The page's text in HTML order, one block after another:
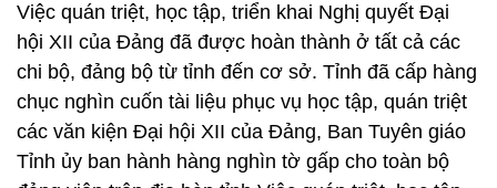
Việc quán triệt, học tập, triển khai Nghị quyết Đại
hội XII của Đảng đã được hoàn thành ở tất cả các
chi bộ, đảng bộ từ tỉnh đến cơ sở. Tỉnh đã cấp hàng
chục nghìn cuốn tài liệu phục vụ học tập, quán triệt
các văn kiện Đại hội XII của Đảng, Ban Tuyên giáo
Tỉnh ủy ban hành hàng nghìn tờ gấp cho toàn bộ